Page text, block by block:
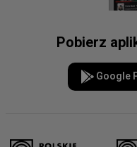
Pobierz
Google